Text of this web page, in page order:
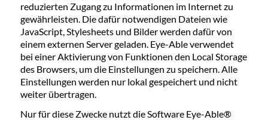
reduzierten Zugang zu Informationen im Internet zu
gewährleisten. Die dafür notwendigen Dateien wie
JavaScript, Stylesheets und Bilder werden dafür von
einem externen Server geladen. Eye-Able verwendet
bei einer Aktivierung von Funktionen den Local Storage
des Browsers, um die Einstellungen zu speichern. Alle
Einstellungen werden nur lokal gespeichert und nicht
weiter übertragen.
Nur für diese Zwecke nutzt die Software Eye-Able®